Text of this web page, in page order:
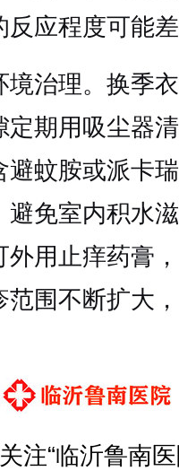
应程度可能
治理。换季
期用吸尘器
蚊胺或派卡
免室内积水
外用止痒药膏
范围不断扩大
“临沂鲁南医